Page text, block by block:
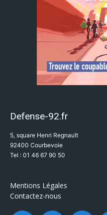
Defense-92.fr
5, square Henri Regnault
92400 Courbevoie
Tel : 01 46 67 90 50
Mentions Légales
Contactez-nous